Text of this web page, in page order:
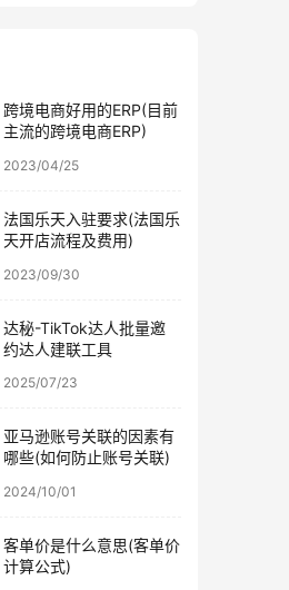
跨境电商好用的ERP(目前
主流的跨境电商ERP)
2023/04/25
法国乐天入驻要求(法国乐
天开店流程及费用)
2023/09/30
达秘-TikTok达人批量邀
约达人建联工具
2025/07/23
亚马逊账号关联的因素有
哪些(如何防止账号关联)
2024/10/01
客单价是什么意思(客单价
计算公式)